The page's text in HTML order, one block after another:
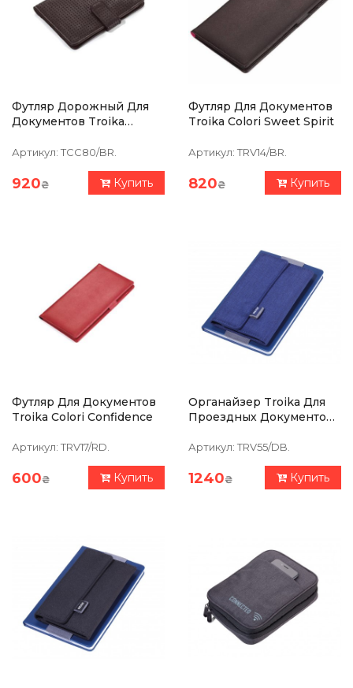
Футляр Дорожный Для
Документов Troika
Артикул: TCC80/BR.
920₴ Купить
Футляр Для Документов
Troika Colori Sweet Spirit
Артикул: TRV14/BR.
820₴ Купить
Футляр Для Документов
Troika Colori Confidence
Артикул: TRV17/RD.
600₴ Купить
Органайзер Troika Для
Проездных Документов
REISEBURO Сине-Серый
Артикул: TRV55/DB.
1240₴ Купить